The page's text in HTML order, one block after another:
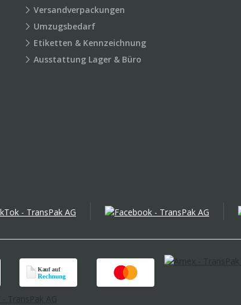
Versandverpackungen
Umzugsbedarf
Etiketten & Kennzeichnung
Ausstattung Lager & Büro